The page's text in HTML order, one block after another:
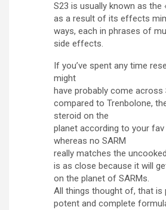
S23 is usually known as the
as a result of its effects
ways, each in phrases of
side effects.
If you’ve spent any time
might
have probably come across
compared to Trenbolone,
steroid on the
planet according to your fav
whereas no SARM
really matches the
is as close because it will
on the planet of SARMs.
All things thought of, that is
potent and complete